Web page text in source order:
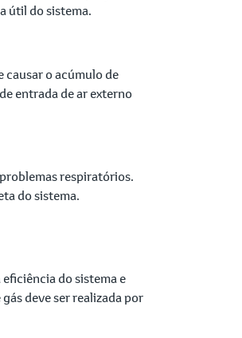
útil do sistema.
causar o acúmulo de
entrada de ar externo
respiratórios.
do sistema.
do sistema e
deve ser realizada por